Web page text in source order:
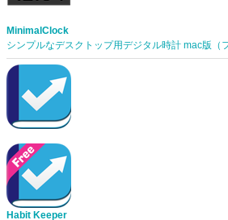
MinimalClock
シンプルなデスクトップ用デジタル時計 mac版（
Habit Keeper